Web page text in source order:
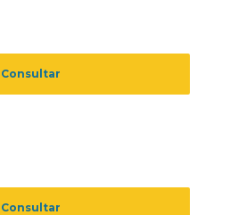
Consultar
Consultar